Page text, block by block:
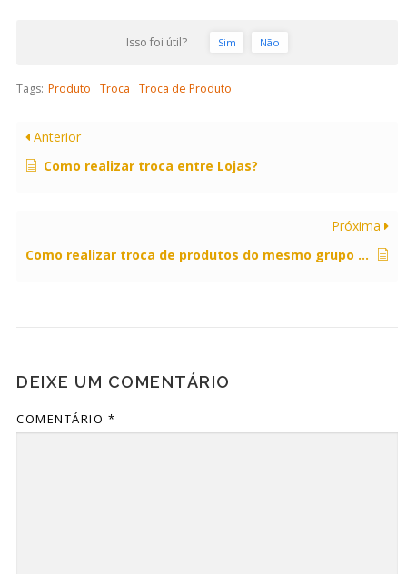
Isso foi útil? Sim Não
Tags: Produto Troca Troca de Produto
Anterior
Como realizar troca entre Lojas?
Próxima
Como realizar troca de produtos do mesmo grupo de lojas?
DEIXE UM COMENTÁRIO
COMENTÁRIO *